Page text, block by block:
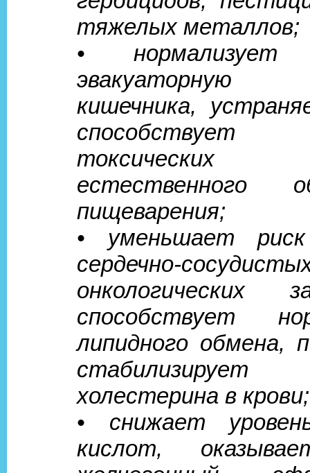
тяжелых металлов;
• нормализует
эвакуаторную
кишечника,
способствует
токсических
естественного
пищеварения;
• уменьшает
сердечно-
онкологических
способствует
липидного обмена,
стабилизирует
холестерина в крови;
• снижает
кислот,